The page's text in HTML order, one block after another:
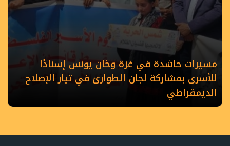
مسيرات حاشدة في غزة وخان يونس إسنادًا
للأسرى بمشاركة لجان الطوارئ في تيار الإصلاح
الديمقراطي